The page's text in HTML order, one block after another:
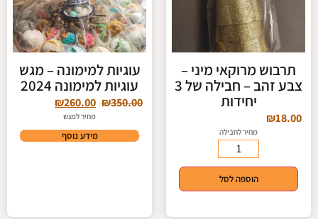
תרבוש מרוקאי מיני –
צבע זהב – חבילה של 3
יחידות
₪18.00
מחיר לחבילה
הוספה לסל
עוגיות למימונה – מגש
עוגיות למימונה 2024
₪350.00
₪260.00
מחיר למגש
מידע נוסף